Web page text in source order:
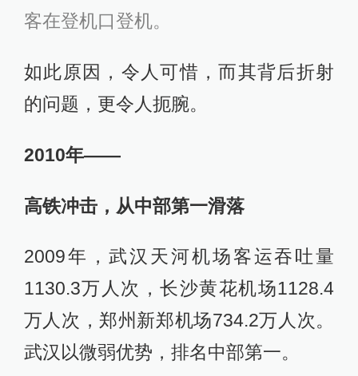
客在登机口登机。
如此原因，令人可惜，而其背后折射
的问题，更令人扼腕。
2010年——
高铁冲击，从中部第一滑落
2009年，武汉天河机场客运吞吐量
1130.3万人次，长沙黄花机场1128.4
万人次，郑州新郑机场734.2万人次。
武汉以微弱优势，排名中部第一。